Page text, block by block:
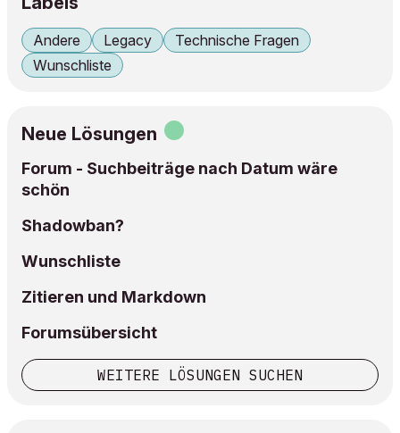
Andere Legacy
Technische Fragen
Wunschliste
Neue Lösungen
Forum - Suchbeiträge nach Datum wäre
schön
Shadowban?
Wunschliste
Zitieren und Markdown
Forumsübersicht
WEITERE LÖSUNGEN SUCHEN